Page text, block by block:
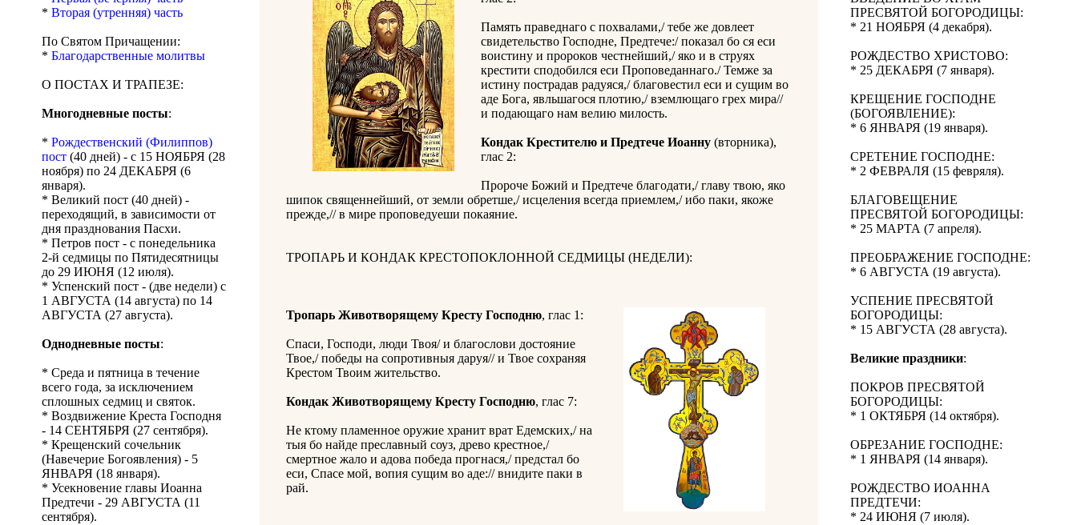
* Вторая (утренняя) часть
По Святом Причащении:
* Благодарственные молитвы
О ПОСТАХ И ТРАПЕЗЕ:
Многодневные посты:
* Рождественский (Филиппов)
пост (40 дней) - с 15 НОЯБРЯ (28
ноября) по 24 ДЕКАБРЯ (6
января).
* Великий пост (40 дней) -
переходящий, в зависимости от
дня празднования Пасхи.
* Петров пост - с понедельника
2-й седмицы по Пятидесятницы
до 29 ИЮНЯ (12 июля).
* Успенский пост - (две недели) с
1 АВГУСТА (14 августа) по 14
АВГУСТА (27 августа).
Однодневные посты:
* Среда и пятница в течение
всего года, за исключением
сплошных седмиц и святок.
* Воздвижение Креста Господня
- 14 СЕНТЯБРЯ (27 сентября).
* Крещенский сочельник
(Навечерие Богоявления) - 5
ЯНВАРЯ (18 января).
* Усекновение главы Иоанна
Предтечи - 29 АВГУСТА (11
сентября).
Память праведнаго с похвалами,/ тебе же довлеет
свидетельство Господне, Предтече:/ показал бо ся еси
воистину и пророков честнейший,/ яко и в струях
крестити сподобился еси Проповеданнаго./ Темже за
истину пострадав радуяся,/ благовестил еси и сущим во
аде Бога, явльшагося плотию,/ вземлющаго грех мира//
и подающаго нам велию милость.
Кондак Крестителю и Предтече Иоанну (вторника),
глас 2:
Пророче Божий и Предтече благодати,/ главу твою, яко
шипок священнейший, от земли обретше,/ исцеления всегда приемлем,/ ибо паки, якоже
прежде,// в мире проповедуеши покаяние.
ТРОПАРЬ И КОНДАК КРЕСТОПОКЛОННОЙ СЕДМИЦЫ (НЕДЕЛИ):
Тропарь Животворящему Кресту Господню, глас 1:
Спаси, Господи, люди Твоя/ и благослови достояние
Твое,/ победы на сопротивныя даруя// и Твое сохраняя
Крестом Твоим жительство.
Кондак Животворящему Кресту Господню, глас 7:
Не ктому пламенное оружие хранит врат Едемских,/ на
тыя бо найде преславный соуз, древо крестное,/
смертное жало и адова победа прогнася,/ предстал бо
еси, Спасе мой, вопия сущим во аде:// внидите паки в
рай.
ПРЕСВЯТОЙ БОГОРОДИЦЫ:
* 21 НОЯБРЯ (4 декабря).
РОЖДЕСТВО ХРИСТОВО:
* 25 ДЕКАБРЯ (7 января).
КРЕЩЕНИЕ ГОСПОДНЕ
(БОГОЯВЛЕНИЕ):
* 6 ЯНВАРЯ (19 января).
СРЕТЕНИЕ ГОСПОДНЕ:
* 2 ФЕВРАЛЯ (15 февряля).
БЛАГОВЕЩЕНИЕ
ПРЕСВЯТОЙ БОГОРОДИЦЫ:
* 25 МАРТА (7 апреля).
ПРЕОБРАЖЕНИЕ ГОСПОДНЕ:
* 6 АВГУСТА (19 августа).
УСПЕНИЕ ПРЕСВЯТОЙ
БОГОРОДИЦЫ:
* 15 АВГУСТА (28 августа).
Великие праздники:
ПОКРОВ ПРЕСВЯТОЙ
БОГОРОДИЦЫ:
* 1 ОКТЯБРЯ (14 октября).
ОБРЕЗАНИЕ ГОСПОДНЕ:
* 1 ЯНВАРЯ (14 января).
РОЖДЕСТВО ИОАННА
ПРЕДТЕЧИ:
* 24 ИЮНЯ (7 июля).